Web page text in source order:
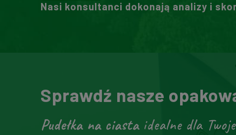
Nasi konsultanci dokonają analizy i
Sprawdź nasze
Pudełka na ciastaidealne dla